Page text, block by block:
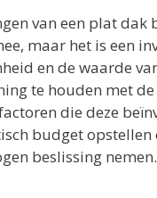
van een plat dak
maar het is een
en de waarde
te houden met
die deze
budget opstellen
beslissing nemen.